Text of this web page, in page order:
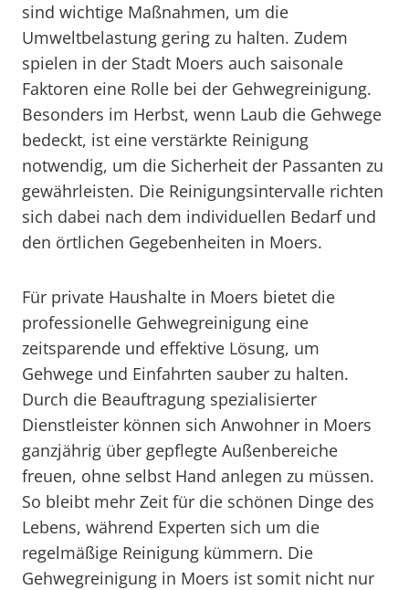
sind wichtige Maßnahmen, um die
Umweltbelastung gering zu halten. Zudem
spielen in der Stadt Moers auch saisonale
Faktoren eine Rolle bei der Gehwegreinigung.
Besonders im Herbst, wenn Laub die Gehwege
bedeckt, ist eine verstärkte Reinigung
notwendig, um die Sicherheit der Passanten zu
gewährleisten. Die Reinigungsintervalle richten
sich dabei nach dem individuellen Bedarf und
den örtlichen Gegebenheiten in Moers.
Für private Haushalte in Moers bietet die
professionelle Gehwegreinigung eine
zeitsparende und effektive Lösung, um
Gehwege und Einfahrten sauber zu halten.
Durch die Beauftragung spezialisierter
Dienstleister können sich Anwohner in Moers
ganzjährig über gepflegte Außenbereiche
freuen, ohne selbst Hand anlegen zu müssen.
So bleibt mehr Zeit für die schönen Dinge des
Lebens, während Experten sich um die
regelmäßige Reinigung kümmern. Die
Gehwegreinigung in Moers ist somit nicht nur